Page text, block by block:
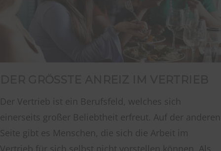
Der Vertrieb ist ein Berufsfeld, welches sich
einerseits großer Beliebtheit erfreut. Auf der anderen
Seite gibt es Menschen, die sich die Arbeit im
Vertrieb für sich selbst nicht vorstellen können. Als